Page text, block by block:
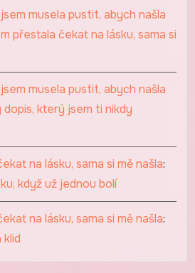
musela pustit, abych našla
přestala čekat na lásku, sama si
musela pustit, abych našla
dopis, který jsem ti nikdy
na lásku, sama si mě našla:
když už jednou bolí
na lásku, sama si mě našla:
klid